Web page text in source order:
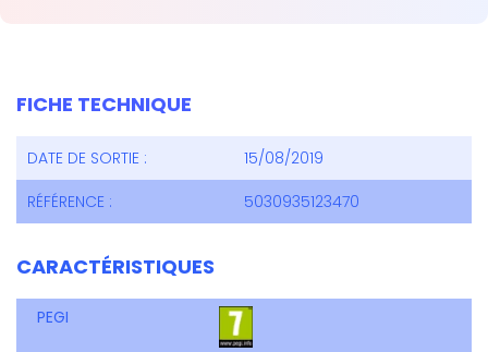
FICHE TECHNIQUE
DATE DE SORTIE :
15/08/2019
RÉFÉRENCE :
5030935123470
CARACTÉRISTIQUES
PEGI